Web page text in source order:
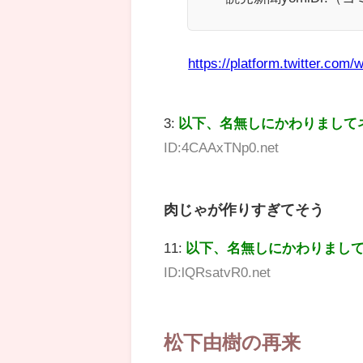
https://platform.twitter.com/
3: 以下、名無しにかわりまし
ID:4CAAxTNp0.net
肉じゃが作りすぎてそう
11: 以下、名無しにかわりまし
ID:lQRsatvR0.net
松下由樹の再来